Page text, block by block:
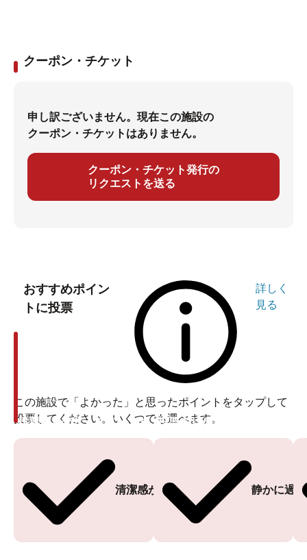
クーポン・チケット
申し訳ございません。現在この施設の
クーポン・チケットはありません。
クーポン・チケット発行の
リクエストを送る
おすすめポイン
トに投票
詳しく
見る
この施設で「よかった」と思ったポイントをタップして
投票してください。いくつでも選べます。
清潔感がある
投票ありがとうございます
静かに過
投票ありがとうございます